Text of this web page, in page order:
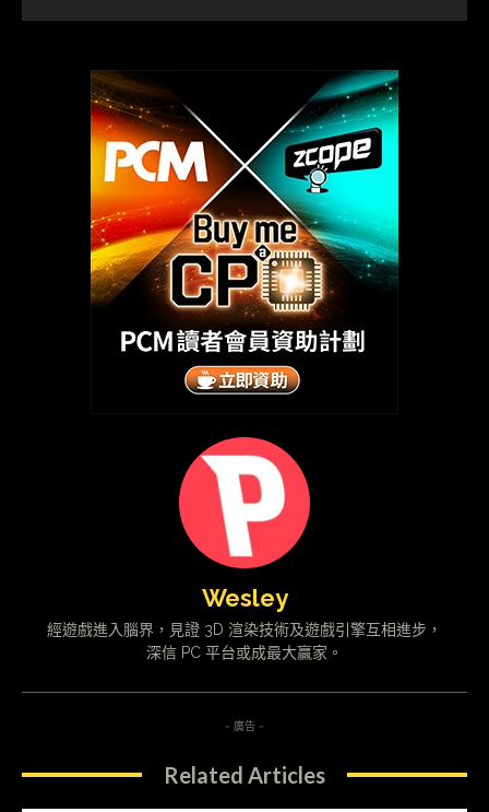
Wesley
經遊戲進入腦界，見證 3D 渲染技術及遊戲引擎互相進步，
深信 PC 平台或成最大贏家。
- 廣告 -
Related Articles